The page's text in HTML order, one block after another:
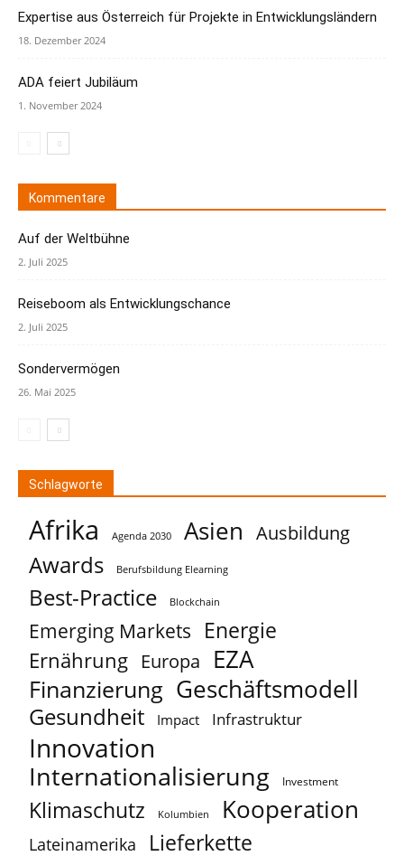
Expertise aus Österreich für Projekte in Entwicklungsländern
18. Dezember 2024
ADA feiert Jubiläum
1. November 2024
Kommentare
Auf der Weltbühne
2. Juli 2025
Reiseboom als Entwicklungschance
2. Juli 2025
Sondervermögen
26. Mai 2025
Schlagworte
Afrika Agenda 2030 Asien Ausbildung
Awards Berufsbildung Elearning
Best-Practice Blockchain
Emerging Markets Energie
Ernährung Europa EZA
Finanzierung Geschäftsmodell
Gesundheit Impact Infrastruktur
Innovation
Internationalisierung Investment
Klimaschutz Kolumbien Kooperation
Lateinamerika Lieferkette